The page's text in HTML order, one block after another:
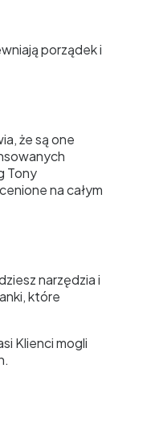
porządek i
że są one
Tony
na całym
narzędzia i
które
Klienci mogli